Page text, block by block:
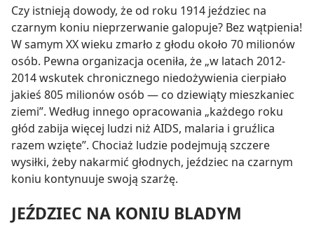
Czy istnieją dowody, że od roku 1914 jeździec na
czarnym koniu nieprzerwanie galopuje? Bez wątpienia!
W samym XX wieku zmarło z głodu około 70 milionów
osób. Pewna organizacja oceniła, że „w latach 2012-
2014 wskutek chronicznego niedożywienia cierpiało
jakieś 805 milionów osób — co dziewiąty mieszkaniec
ziemi”. Według innego opracowania „każdego roku
głód zabija więcej ludzi niż AIDS, malaria i gruźlica
razem wzięte”. Chociaż ludzie podejmują szczere
wysiłki, żeby nakarmić głodnych, jeździec na czarnym
koniu kontynuuje swoją szarżę.
JEŹDZIEC NA KONIU BLADYM